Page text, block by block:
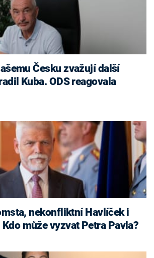
Kuba. ODS reagovala
může vyzvat Petra Pavla?